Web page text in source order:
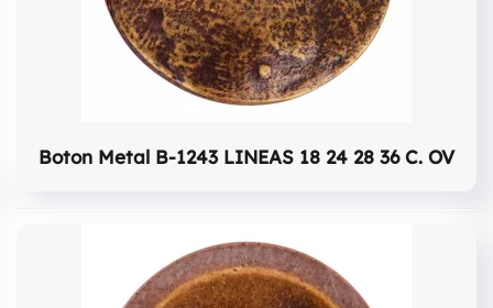
Boton Metal B-1243 LINEAS 18 24 28 36 C. OV